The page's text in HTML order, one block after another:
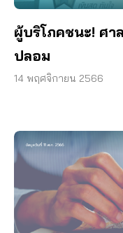
ผู้บริโภคชนะ! ศา
ปลอม
14 พฤศจิกายน 2566